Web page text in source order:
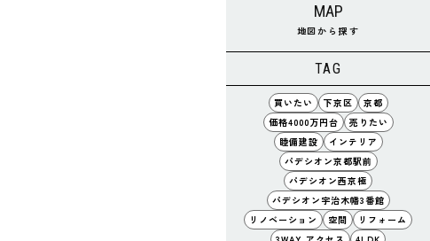
MAP
地図から探す
TAG
買いたい 下京区
京都
価格4000万円台
売りたい
睦備建設
インテリア
パデシオン京都駅前
パデシオン西京極
パデシオン宇治木幡3番館
リノベーション
空間
リフォーム